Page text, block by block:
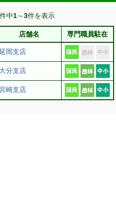
件中1～3件を表示
店舗名 専門職員駐在
岡支店
大分支店
崎支店